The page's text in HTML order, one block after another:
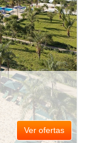
Ver ofertas